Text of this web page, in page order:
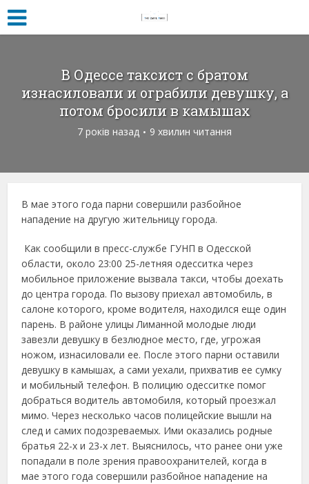
В Одессе таксист с братом
изнасиловали и ограбили девушку, а
потом бросили в камышах
7 років назад 9 хвилин читання
В мае этого года парни совершили разбойное
нападение на другую жительницу города.
Как сообщили в пресс-службе ГУНП в Одесской
области, около 23:00 25-летняя одесситка через
мобильное приложение вызвала такси, чтобы доехать
до центра города. По вызову приехал автомобиль, в
салоне которого, кроме водителя, находился еще один
парень. В районе улицы Лиманной молодые люди
завезли девушку в безлюдное место, где, угрожая
ножом, изнасиловали ее. После этого парни оставили
девушку в камышах, а сами уехали, прихватив ее сумку
и мобильный телефон. В полицию одесситке помог
добраться водитель автомобиля, который проезжал
мимо. Через несколько часов полицейские вышли на
след и самих подозреваемых. Ими оказались родные
братья 22-х и 23-х лет. Выяснилось, что ранее они уже
попадали в поле зрения правоохранителей, когда в
мае этого года совершили разбойное нападение на